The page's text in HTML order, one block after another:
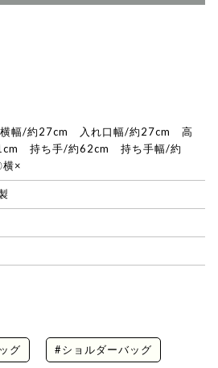
幅/約27cm 入れ口幅/約27cm 高
持ち手/約62cm 持ち手幅/約
横×
グ #ショルダーバッグ